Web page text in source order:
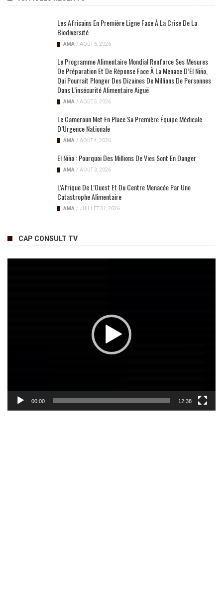
Les Africains En Première Ligne Face À La Crise De La
Biodiversité
AMA / AOÛT 6, 2026
Le Programme Alimentaire Mondial Renforce Ses Mesures
De Préparation Et De Réponse Face À La Menace D’El Niño,
Qui Pourrait Plonger Des Dizaines De Millions De Personnes
Dans L’insécurité Alimentaire Aiguë
AMA / AOÛT 5, 2026
Le Cameroun Met En Place Sa Première Équipe Médicale
D’Urgence Nationale
AMA / AOÛT 4, 2026
El Niño : Pourquoi Des Millions De Vies Sont En Danger
AMA / AOÛT 3, 2026
L’Afrique De L’Ouest Et Du Centre Menacée Par Une
Catastrophe Alimentaire
AMA / JUILLET 31, 2026
CAP CONSULT TV
00:00 12:38